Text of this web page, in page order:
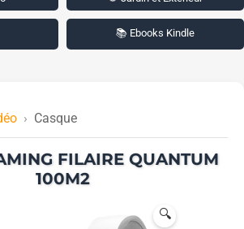
📚 Ebooks Kindle
Casque
FILAIRE QUANTUM
100M2
🔍